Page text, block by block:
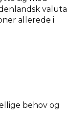
valuta
allerede i
behov og